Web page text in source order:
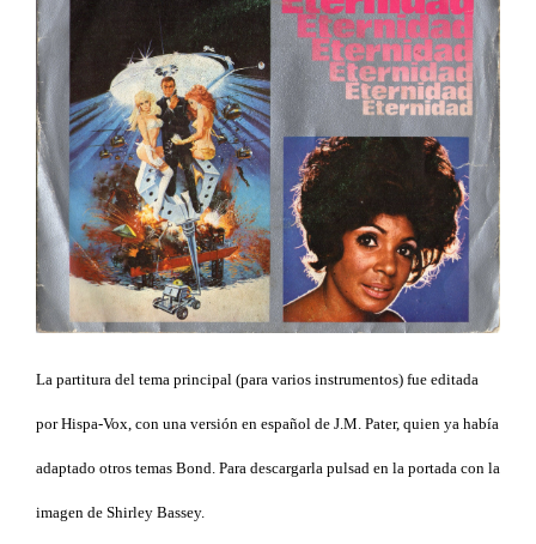
La partitura del tema principal (para varios instrumentos) fue editada
por Hispa-Vox, con una versión en español de J.M. Pater, quien ya había
adaptado otros temas Bond. Para descargarla pulsad en la portada con la
imagen de Shirley Bassey.